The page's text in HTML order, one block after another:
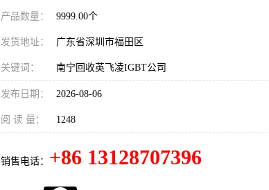
产品数量： 9999.00个
发货地址： 广东省深圳市福田区
关键词： 南宁回收英飞凌IGBT公司
发布日期： 2026-08-06
阅 读 量： 1248
销售电话： +86 13128707396